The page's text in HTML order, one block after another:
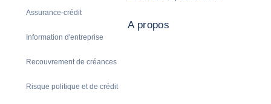
Assurance-crédit
Information d'entreprise
Recouvrement de créances
Risque politique et de crédit
A propos